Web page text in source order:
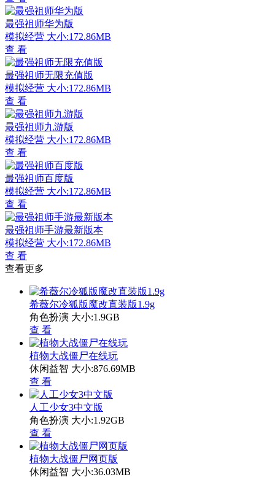
最强祖师华为版
模拟经营 大小:172.86MB
查 看
最强祖师无限充值版
模拟经营 大小:172.86MB
查 看
最强祖师九游版
模拟经营 大小:172.86MB
查 看
最强祖师百度版
模拟经营 大小:172.86MB
查 看
最强祖师手游最新版本
模拟经营 大小:172.86MB
查 看
查看更多
希薇尔冷狐版魔改直装版1.9g
角色扮演 大小:1.9GB
查 看
植物大战僵尸在线玩
休闲益智 大小:876.69MB
查 看
人工少女3中文版
角色扮演 大小:1.92GB
查 看
植物大战僵尸网页版
休闲益智 大小:36.03MB